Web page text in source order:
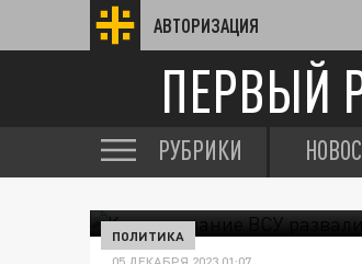
АВТОРИЗАЦИЯ
ПЕРВЫЙ
РУБРИКИ
ПОЛИТИКА